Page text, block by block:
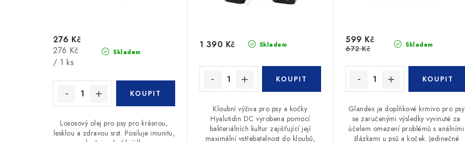
Skladem
276 Kč
Měrná
cena:
276 Kč
/ 1 ks
Lososový olej pro psy pro krásnou,
lesklou a zdravou srst. Posiluje imunitu,
Skladem
1 390 Kč
Kloubní výživa pro psy a kočky
Hyalutidin DC vyrobena pomocí
bakteriálních kultur zajišťující její
maximální vstřebatelnost do kloubů,
Skladem
599 Kč
672 Kč
Glandex je doplňkové krmivo pro psy
se zaručenými výsledky vyvinuté za
účelem omezení problémů s análními
žlázkami u psů a koček. Jedinečné